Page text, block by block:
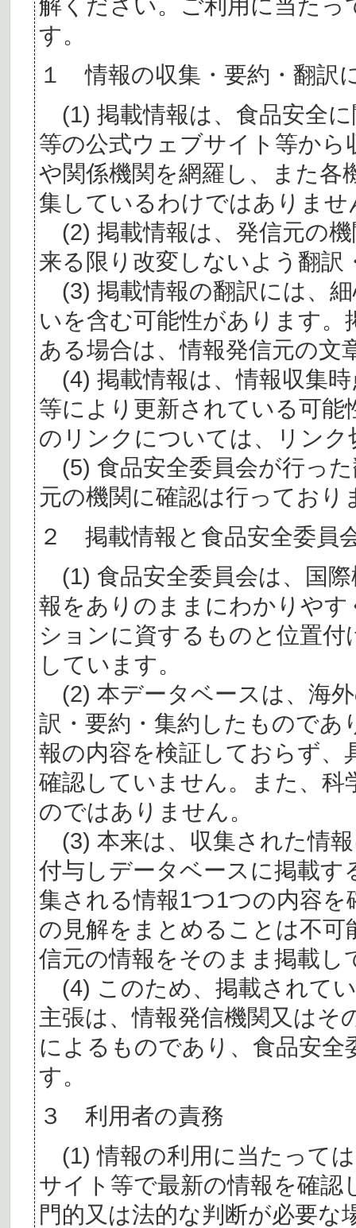
す。
１ 情報の収集・要約・翻訳
(1) 掲載情報は、食品安全
等の公式ウェブサイト等か
や関係機関を網羅し、また各
集しているわけではありませ
(2) 掲載情報は、発信元の
来る限り改変しないよう翻訳
(3) 掲載情報の翻訳には、
いを含む可能性があります。
ある場合は、情報発信元の文
(4) 掲載情報は、情報収集
等により更新されている可
のリンクについては、リン
(5) 食品安全委員会が行っ
元の機関に確認は行っており
２ 掲載情報と食品安全委員
(1) 食品安全委員会は、国
報をありのままにわかりや
ションに資するものと位置
しています。
(2) 本データベースは、海
訳・要約・集約したものであ
報の内容を検証しておらず、
確認していません。また、
のではありません。
(3) 本来は、収集された情
付与しデータベースに掲載
集される情報1つ1つの内容
の見解をまとめることは不
信元の情報をそのまま掲載し
(4) このため、掲載されて
主張は、情報発信機関又はそ
によるものであり、食品安
す。
３ 利用者の責務
(1) 情報の利用に当たって
サイト等で最新の情報を確認
門的又は法的な判断が必要